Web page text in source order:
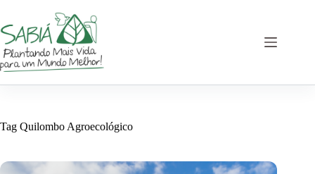
o
conteúdo
Tag Quilombo Agroecológico